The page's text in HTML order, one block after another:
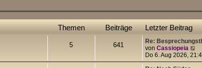
Themen Beiträge Letzter Beitrag
5 641
Re:
von Cassiopeia
e
u
Do 6. Aug 2026,